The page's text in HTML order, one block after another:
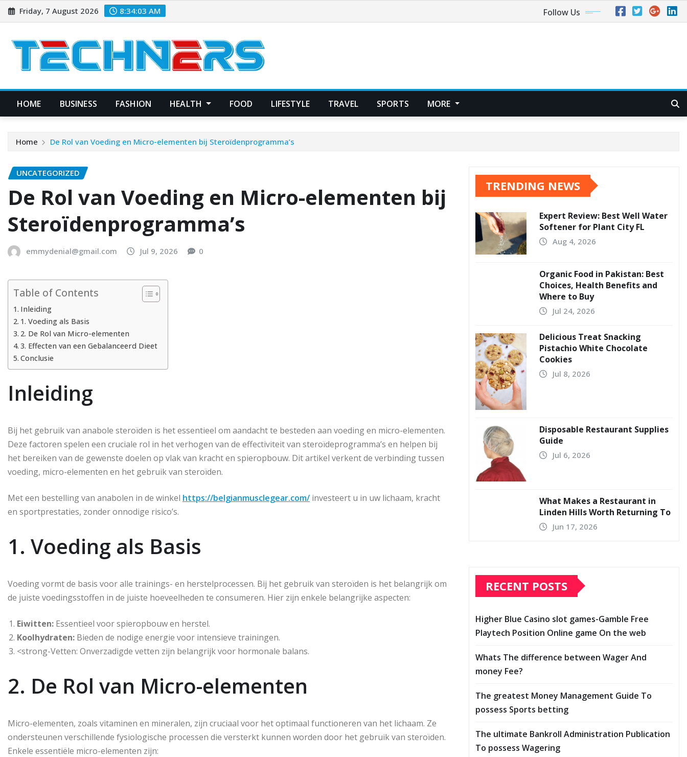
Skip
to
Friday, 7 August 2026 8:34:04 AM Follow Us
HOME BUSINESS FASHION HEALTH FOOD LIFESTYLE TRAVEL SPORTS MORE
Home De Rol van Voeding en Micro-elementen bij Steroïdenprogramma’s
UNCATEGORIZED
De Rol van Voeding en Micro-elementen bij
Steroïdenprogramma’s
emmydenial@gmail.com Jul 9, 2026 0
Table of Contents
Inleiding
1. Voeding als Basis
2. De Rol van Micro-elementen
3. Effecten van een Gebalanceerd Dieet
Conclusie
Inleiding
Bij het gebruik van anabole steroïden is het essentieel om aandacht te besteden aan voeding en micro-elementen.
Deze factoren spelen een cruciale rol in het verhogen van de effectiviteit van steroïdeprogramma’s en helpen bij
het bereiken van de gewenste doelen op vlak van kracht en spieropbouw. Dit artikel verkent de verbinding tussen
voeding, micro-elementen en het gebruik van steroïden.
Met een bestelling van anabolen in de winkel https://belgianmusclegear.com/ investeert u in uw lichaam, kracht
en sportprestaties, zonder onnodige risico’s.
1. Voeding als Basis
Voeding vormt de basis voor alle trainings- en herstelprocessen. Bij het gebruik van steroïden is het belangrijk om
de juiste voedingsstoffen in de juiste hoeveelheden te consumeren. Hier zijn enkele belangrijke aspecten:
Eiwitten: Essentieel voor spieropbouw en herstel.
Koolhydraten: Bieden de nodige energie voor intensieve trainingen.
<strong-Vetten: Onverzadigde vetten zijn belangrijk voor hormonale balans.
2. De Rol van Micro-elementen
Micro-elementen, zoals vitaminen en mineralen, zijn cruciaal voor het optimaal functioneren van het lichaam. Ze
ondersteunen verschillende fysiologische processen die versterkt kunnen worden door het gebruik van steroïden.
Enkele essentiële micro-elementen zijn:
TRENDING NEWS
Expert Review: Best Well Water
Softener for Plant City FL
Aug 4, 2026
Organic Food in Pakistan: Best
Choices, Health Benefits and
Where to Buy
Jul 24, 2026
Delicious Treat Snacking
Pistachio White Chocolate
Cookies
Jul 8, 2026
Disposable Restaurant Supplies
Guide
Jul 6, 2026
What Makes a Restaurant in
Linden Hills Worth Returning To
Jun 17, 2026
RECENT POSTS
Higher Blue Casino slot games-Gamble Free
Playtech Position Online game On the web
Whats The difference between Wager And
money Fee?
The greatest Money Management Guide To
possess Sports betting
The ultimate Bankroll Administration Publication
To possess Wagering